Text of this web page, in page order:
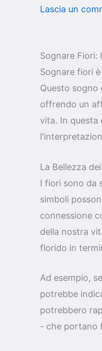
Lascia un
Sognare Fiori:
Sognare fiori
Questo sogno
offrendo un
vita. In questa
La Bellezza
I fiori sono da
simboli
connessione
della nostra
florido in
Ad esempio,
potrebbe
potrebbero
- che portano